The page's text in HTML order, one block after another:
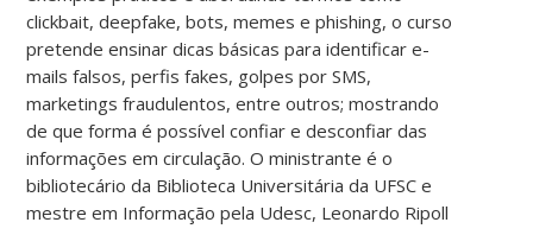
clickbait, deepfake, bots, memes e phishing, o curso
pretende ensinar dicas básicas para identificar e-
mails falsos, perfis fakes, golpes por SMS,
marketings fraudulentos, entre outros; mostrando
de que forma é possível confiar e desconfiar das
informações em circulação. O ministrante é o
bibliotecário da Biblioteca Universitária da UFSC e
mestre em Informação pela Udesc, Leonardo Ripoll